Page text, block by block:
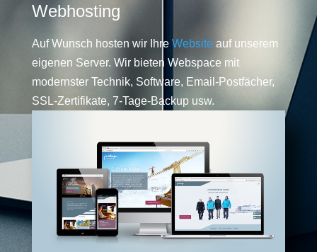
Webhosting
Auf Wunsch hosten wir Ihre Website auf unserem
eigenen Server. Wir bieten Webspace mit
modernster Technik, Software, Email-Postfächer,
SSL-Zertifikate, 7-Tage-Backup usw.